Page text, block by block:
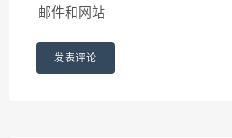
邮件和网站